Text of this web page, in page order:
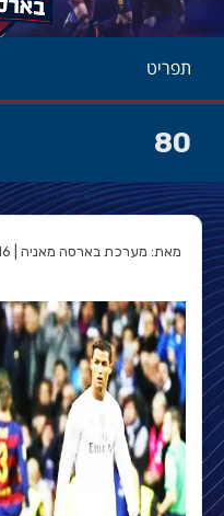
תפריט
80
מאת: מערכת בארסה מאניה | 17/07/2016 | קטגוריה: